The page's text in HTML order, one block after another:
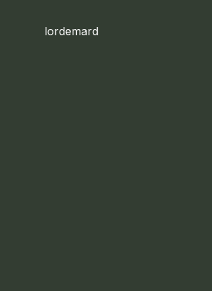
lordemard